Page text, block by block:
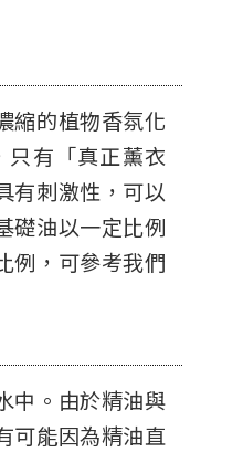
縮的植物香氛化
只有「真正薰衣
有刺激性，可以
礎油以一定比例
例，可參考我們
中。由於精油與
可能因為精油直